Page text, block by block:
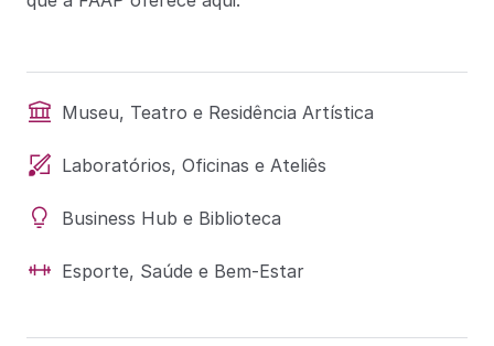
Museu, Teatro e Residência Artística
Laboratórios, Oficinas e Ateliês
Business Hub e Biblioteca
Esporte, Saúde e Bem-Estar